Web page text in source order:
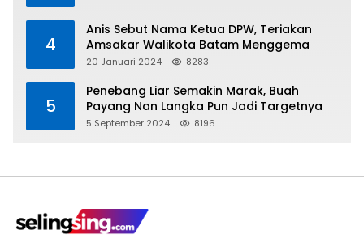
4
Anis Sebut Nama Ketua DPW, Teriakan
Amsakar Walikota Batam Menggema
20 Januari 2024 8283
5
Penebang Liar Semakin Marak, Buah
Payang Nan Langka Pun Jadi Targetnya
5 September 2024 8196